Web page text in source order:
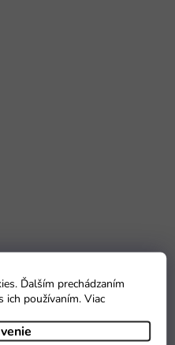
Ďalším prechádzaním
používaním. Viac